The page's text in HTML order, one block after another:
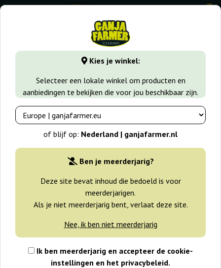
Kies je winkel:
Selecteer een lokale winkel om producten en
aanbiedingen te bekijken die voor jou beschikbaar zijn.
of blijf op: Nederland | ganjafarmer.nl
Ben je meerderjarig?
Deze site bevat inhoud die bedoeld is voor
meerderjarigen.
Als je niet meerderjarig bent, verlaat deze site.
Nee, ik ben niet meerderjarig
Ik ben meerderjarig en accepteer de cookie-
instellingen en het privacybeleid.
0
GanjaFarmer.nl Wiet soorten Critical Auto Critical